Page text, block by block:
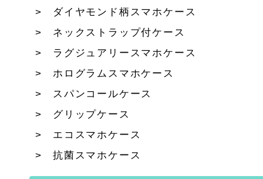
ダイヤモンド柄スマホケース
ネックストラップ付ケース
ラグジュアリースマホケース
ホログラムスマホケース
スパンコールケース
グリップケース
エコスマホケース
抗菌スマホケース